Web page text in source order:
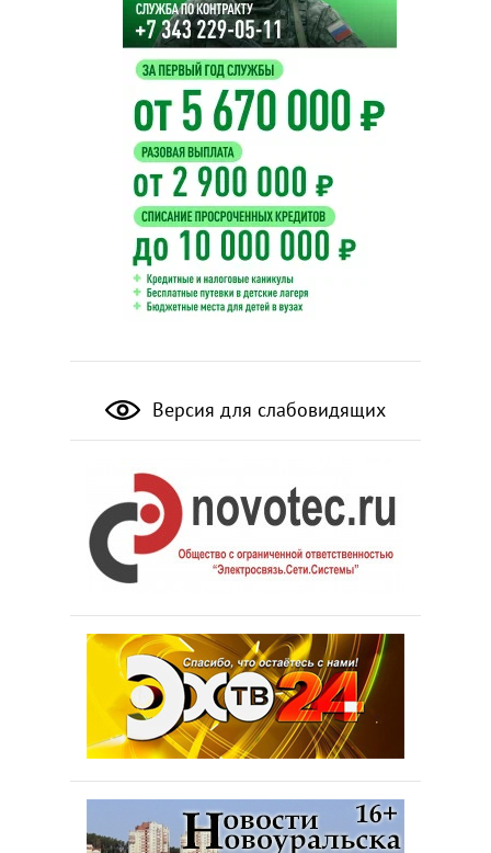
Версия для слабовидящих